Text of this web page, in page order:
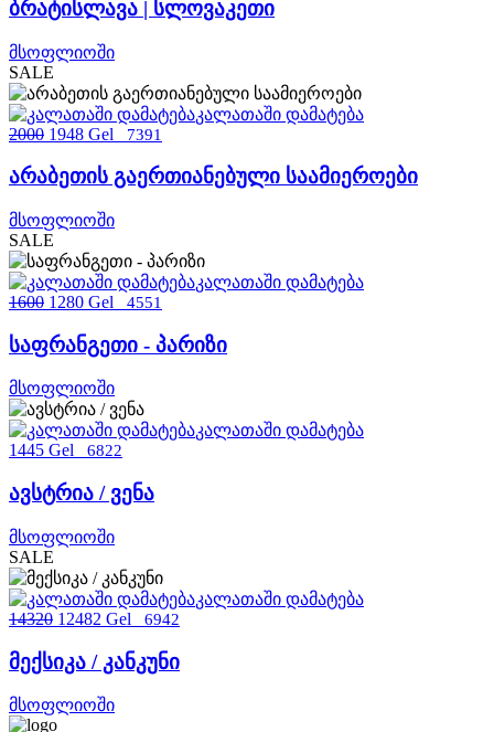
ბრატისლავა | სლოვაკეთი
მსოფლიოში
SALE
კალათაში დამატება
2000 1948 Gel 7391
არაბეთის გაერთიანებული საამიეროები
მსოფლიოში
SALE
კალათაში დამატება
1600 1280 Gel 4551
საფრანგეთი - პარიზი
მსოფლიოში
კალათაში დამატება
1445 Gel
6822
ავსტრია / ვენა
მსოფლიოში
SALE
კალათაში დამატება
14320 12482 Gel 6942
მექსიკა / კანკუნი
მსოფლიოში